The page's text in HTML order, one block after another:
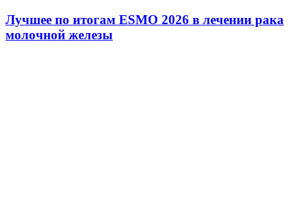
Лучшее по итогам ESMO 2026 в лечении рака
молочной железы